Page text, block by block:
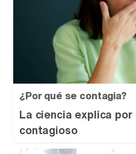
¿Por qué se contagia?
La ciencia explica
contagioso